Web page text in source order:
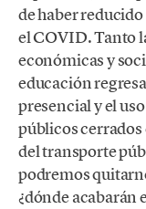
de haber
el COVID. Tanto
económicas y
educación
presencial y el
públicos
del transporte
podremos
¿dónde acabarán